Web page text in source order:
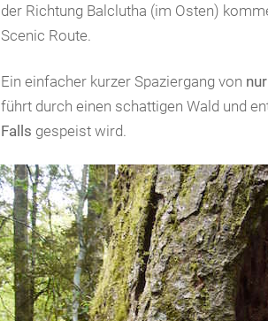
der Richtung Balclutha (im Osten)
Scenic Route.
Ein einfacher kurzer Spaziergang von
führt durch einen schattigen Wald und
Falls gespeist wird.